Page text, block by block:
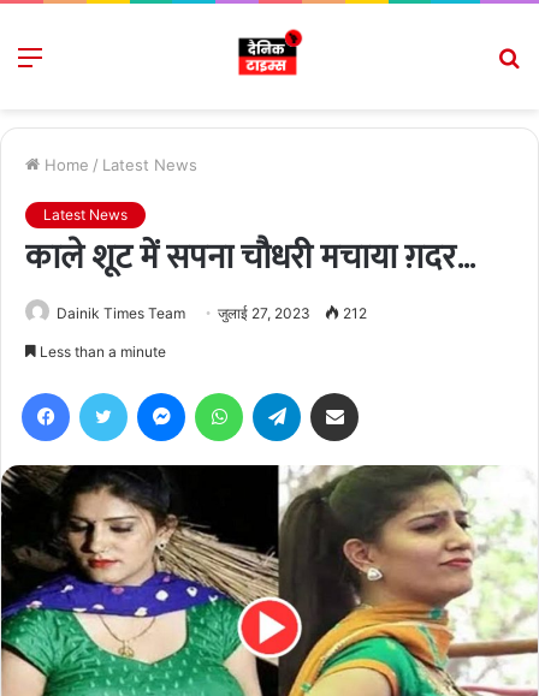
Menu
Home / Latest News
Latest News
काले शूट में सपना चौधरी मचाया ग़दर…
Dainik Times Team जुलाई 27, 2023 212
Less than a minute
FacebookTwitter MessengerWhatsAppTelegram